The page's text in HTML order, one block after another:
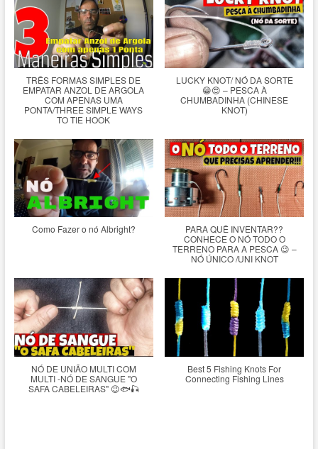
TRÊS FORMAS SIMPLES DE
EMPATAR ANZOL DE ARGOLA
COM APENAS UMA
PONTA/THREE SIMPLE WAYS
TO TIE HOOK
LUCKY KNOT/ NÓ DA SORTE
😁😍 – PESCA À
CHUMBADINHA (CHINESE
KNOT)
Como Fazer o nó Albright?
PARA QUÊ INVENTAR??
CONHECE O NÓ TODO O
TERRENO PARA A PESCA 😉 –
NÓ ÚNICO /UNI KNOT
NÓ DE UNIÃO MULTI COM
MULTI -NÓ DE SANGUE "O
SAFA CABELEIRAS" 😉🐟🎣
Best 5 Fishing Knots For
Connecting Fishing Lines